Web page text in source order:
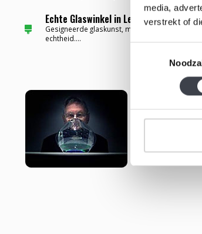
media,
verstrekt of
Echte Glaswinkel in Leerdam ✅
Gesigneerde glaskunst, met certificaat van
echtheid....